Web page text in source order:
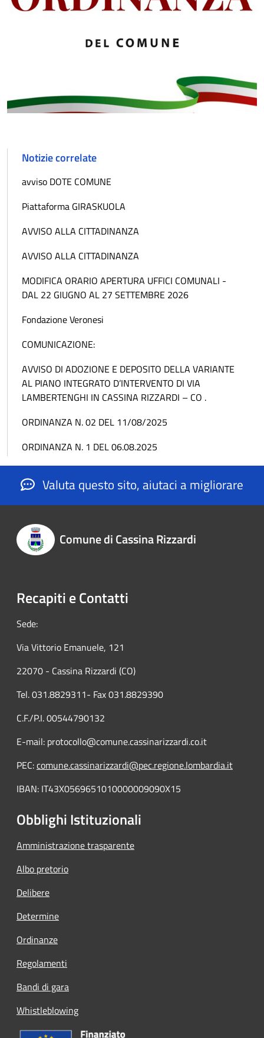
Notizie correlate
avviso DOTE COMUNE
Piattaforma GIRASKUOLA
AVVISO ALLA CITTADINANZA
AVVISO ALLA CITTADINANZA
MODIFICA ORARIO APERTURA UFFICI COMUNALI -
DAL 22 GIUGNO AL 27 SETTEMBRE 2026
Fondazione Veronesi
COMUNICAZIONE:
AVVISO DI ADOZIONE E DEPOSITO DELLA VARIANTE
AL PIANO INTEGRATO D’INTERVENTO DI VIA
LAMBERTENGHI IN CASSINA RIZZARDI – CO .
ORDINANZA N. 02 DEL 11/08/2025
ORDINANZA N. 1 DEL 06.08.2025
Valuta questo sito, aiutaci a migliorare
Comune di Cassina Rizzardi
Recapiti e Contatti
Sede:
Via Vittorio Emanuele, 121
22070 - Cassina Rizzardi (CO)
Tel. 031.8829311- Fax 031.8829390
C.F./P.I. 00544790132
E-mail: protocollo@comune.cassinarizzardi.co.it
PEC:comune.cassinarizzardi@pec.regione.lombardia.it
IBAN: IT43X0569651010000009090X15
Obblighi Istituzionali
Amministrazione trasparente
Albo pretorio
Delibere
Determine
Ordinanze
Regolamenti
Bandi di gara
Whistleblowing